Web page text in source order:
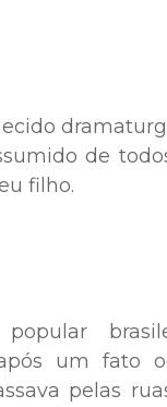
de
filho.
um
fato
pelas